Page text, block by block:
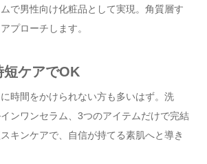
で男性向け化粧品として実現。角質層す
プローチします。
短ケアでOK
時間をかけられない方も多いはず。洗
ンワンセラム、3つのアイテムだけで完結
キンケアで、自信が持てる素肌へと導き